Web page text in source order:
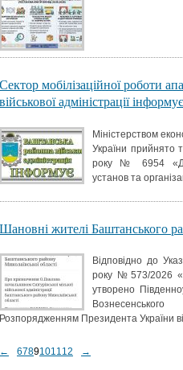
Сектор мобілізаційної роботи
військової адміністрації інформує
Міністерством
України прийнято
року № 6954
установ та
Шановні жителі Баштанського
Відповідно до
року №573/2026
утворено
Розпорядженням Президента України
← 6789101112 →